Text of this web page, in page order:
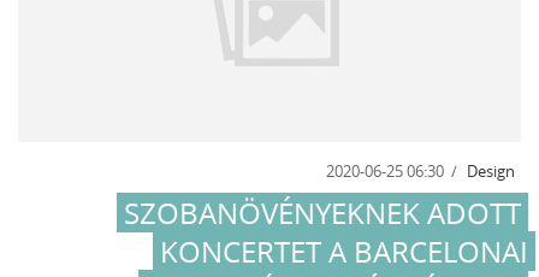
2020-06-25 06:30 Design
SZOBANÖVÉNYEKNEK ADOTT
KONCERTET A BARCELONAI